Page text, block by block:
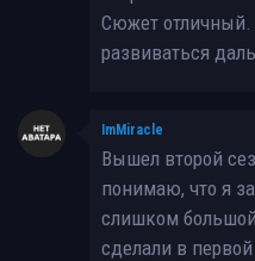
Сюжет
развиваться
ImMiracle
Вышел второй
понимаю, что я
слишком
сделали в